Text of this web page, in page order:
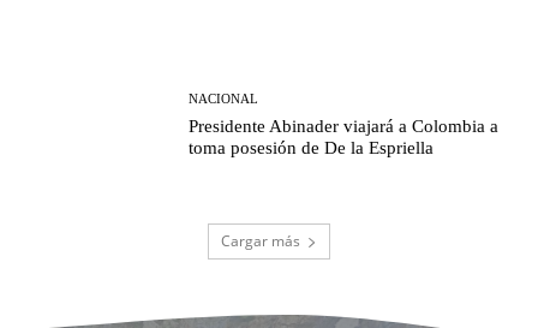
NACIONAL
Presidente Abinader viajará a Colombia a
toma posesión de De la Espriella
Cargar más